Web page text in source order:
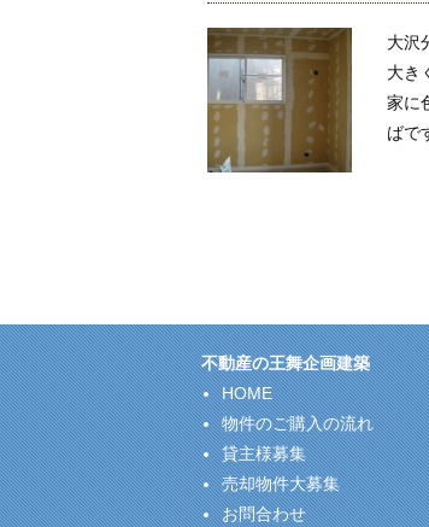
大沢
大き
家に
ばで
不動産の王舞企画建築
HOME
物件のご購入の流れ
貸主様募集
売却物件大募集
お問合わせ